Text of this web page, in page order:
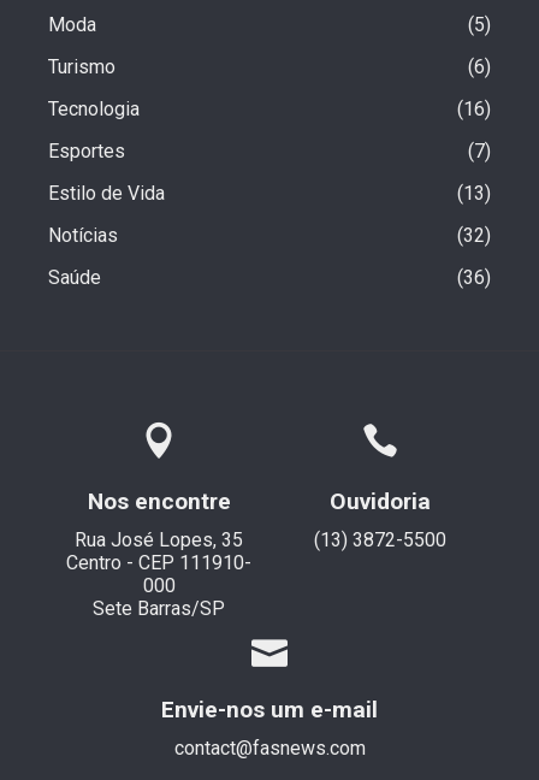
Moda
5
Turismo
6
Tecnologia
16
Esportes
7
Estilo de Vida
13
Notícias
32
Saúde
36
Nos encontre
Rua José Lopes, 35
Centro - CEP 111910-
000
Sete Barras/SP
Ouvidoria
(13) 3872-5500
Envie-nos um e-mail
contact@fasnews.com